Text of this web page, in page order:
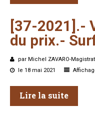
[37-2021].-
du prix.-
par Michel ZAVARO-
le 18 mai 2021
Lire la suite